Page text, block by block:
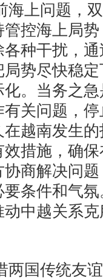
海上问题，
控海上局
种干扰，
势尽快稳
。当务之
关问题，
越南发生
措施，确
商解决问
条件和气
中越关系
两国传统友